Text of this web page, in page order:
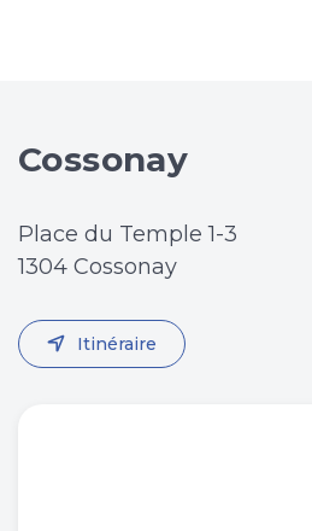
Cossonay
Place du Temple 1-3
1304 Cossonay
Itinéraire